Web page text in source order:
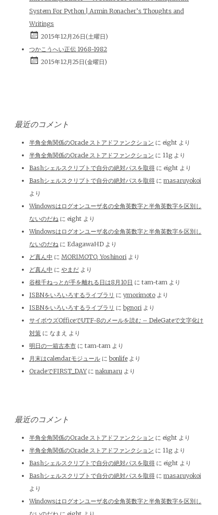
System For Python | Armin Ronacher’s Thoughts and
Writings
2015年12月26日(土曜日)
つかこうへい正伝 1968-1982
2015年12月25日(金曜日)
最近のコメント
半角全角関係のOracle ストアドファンクション に eight より
半角全角関係のOracle ストアドファンクション に 11g より
Bashシェルスクリプトで自分の絶対パスを取得 に eight より
Bashシェルスクリプトで自分の絶対パスを取得 に masaruyokoi
より
Windowsはログオンユーザ名の全角英数字と半角英数字を区別し
ないのだね に eight より
Windowsはログオンユーザ名の全角英数字と半角英数字を区別し
ないのだね に EdagawaHD より
ど真ん中 に MORIMOTO, Yoshinori より
ど真ん中 に やまだ より
谷根千ねっとが手を離れる日は8月10日 に tam-tam より
ISBNをいろいろするライブラリ に ymorimoto より
ISBNをいろいろするライブラリ に bgnori より
サイボウズOfficeでUTF-8のメールを読む – DeleGateで文字化け
対策 に なまえ より
明日の一箱古本市 に tam-tam より
月末はcalendarモジュール に bonlife より
OracleでFIRST_DAYに nakunaru より
最近のコメント
半角全角関係のOracle ストアドファンクション に eight より
半角全角関係のOracle ストアドファンクション に 11g より
Bashシェルスクリプトで自分の絶対パスを取得 に eight より
Bashシェルスクリプトで自分の絶対パスを取得 に masaruyokoi
より
Windowsはログオンユーザ名の全角英数字と半角英数字を区別し